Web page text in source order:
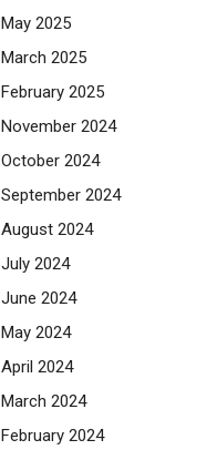
May 2025
March 2025
February 2025
November 2024
October 2024
September 2024
August 2024
July 2024
June 2024
May 2024
April 2024
March 2024
February 2024